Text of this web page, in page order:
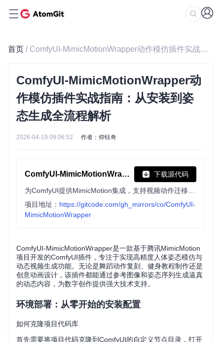
首页 / ComfyUI-MimicMotionWrapper动作模仿插件实战指南：从安装到姿态生成全流程解析
ComfyUI-MimicMotionWrapper动
作模仿插件实战指南：从安装到姿
态生成全流程解析
2026-04-19 09:06:52 作者：仰钰奇
ComfyUI-MimicMotionWrapper 下载源代码
项目地址： https://gitcode.com/gh_mirrors/co/ComfyUI-
MimicMotionWrapper
ComfyUI-MimicMotionWrapper是一款基于腾讯MimicMotion
项目开发的ComfyUI插件，专注于实现高精度人体姿态模仿与
动态视频生成功能。无论是舞蹈动作复刻、健身教程制作还是
创意动画设计，该插件都能通过参考图像和姿态序列生成逼真
的动态内容，为数字创作提供强大技术支持。
环境部署：从零开始的安装配置
如何克隆项目代码库
首先需要将项目代码克隆到ComfyUI的自定义节点目录，打开